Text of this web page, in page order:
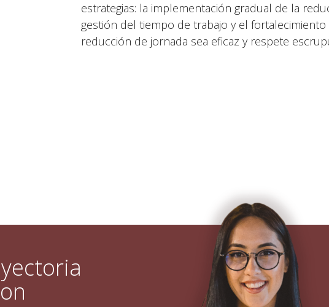
estrategias: la implementación gradual de la
gestión del tiempo de trabajo y el
reducción de jornada sea eficaz y respete